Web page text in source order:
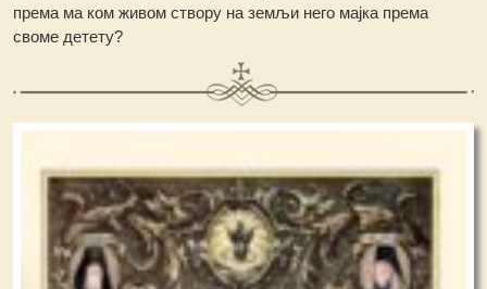
према ма ком живом створу на земљи него мајка према
своме детету?